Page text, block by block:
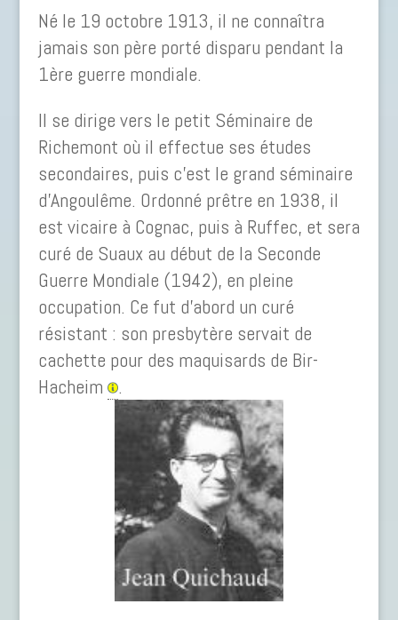
Né le 19 octobre 1913, il ne connaîtra
jamais son père porté disparu pendant la
1ère guerre mondiale.
Il se dirige vers le petit Séminaire de
Richemont où il effectue ses études
secondaires, puis c’est le grand séminaire
d’Angoulême. Ordonné prêtre en 1938, il
est vicaire à Cognac, puis à Ruffec, et sera
curé de Suaux au début de la Seconde
Guerre Mondiale (1942), en pleine
occupation. Ce fut d’abord un curé
résistant : son presbytère servait de
cachette pour des maquisards de Bir-
Hacheim
.